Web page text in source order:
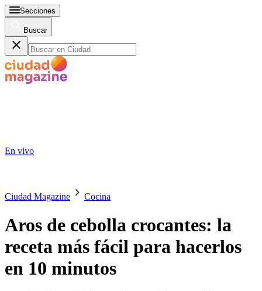
Secciones
Buscar
En vivo
Ciudad Magazine Cocina
Aros de cebolla crocantes: la
receta más fácil para hacerlos
en 10 minutos